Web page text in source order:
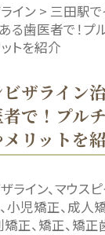
イン> 三田駅で
る歯医者で！プ
トを紹介
ザライン
で！プル
リットを
ライン マウス
小児矯正 成人
矯正 矯正 矯正